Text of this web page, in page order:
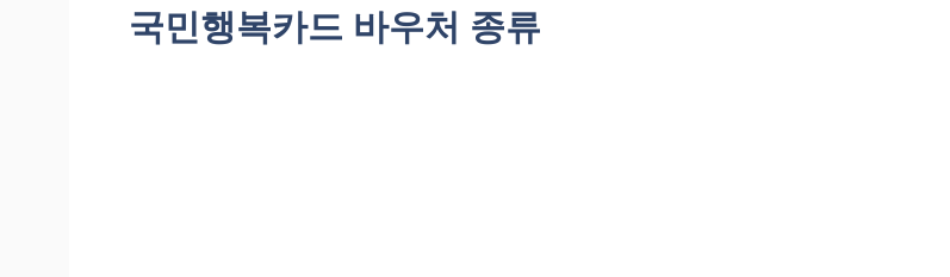
국민행복카드 바우처 종류